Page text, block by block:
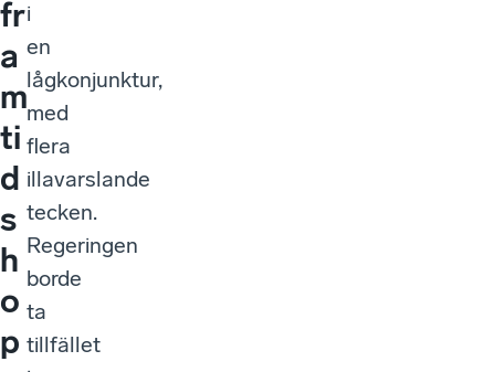
fr
a
m
ti
d
s
h
o
p
i
en
lågkonjunktur,
med
flera
illavarslande
tecken.
Regeringen
borde
ta
tillfället